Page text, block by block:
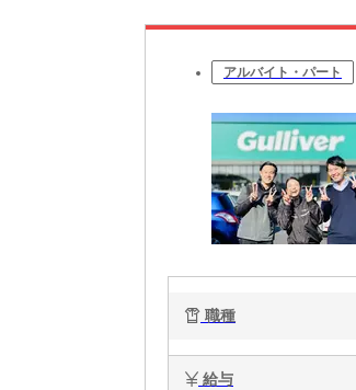
アルバイト・パート
職種
給与